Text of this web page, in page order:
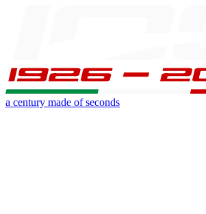
a century made of seconds